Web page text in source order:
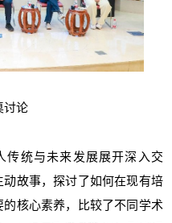
讨论
传统与未来发展展开深入交
故事，探讨了如何在现有培
核心素养，比较了不同学术